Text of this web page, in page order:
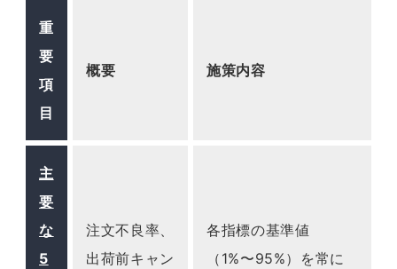
重
要
項
目
概要 施策内容
主
要
な
5
注文不良率、
出荷前キャン
各指標の基準値
（1%〜95%）を常に